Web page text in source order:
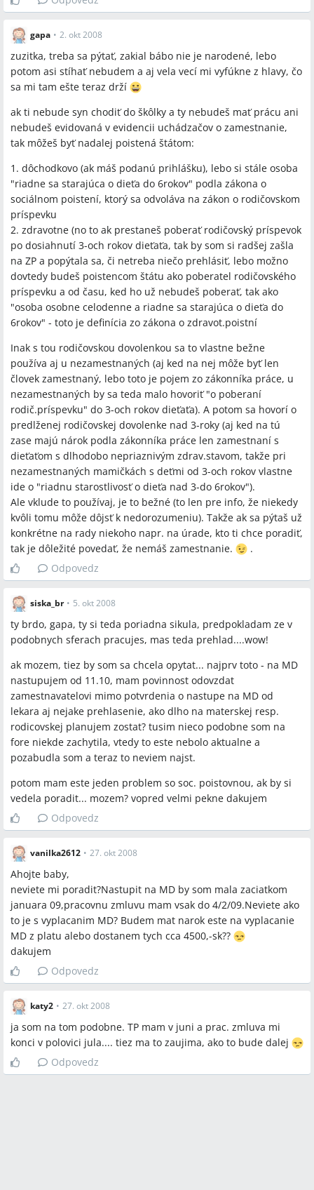
gapa • 2. okt 2008
zuzitka, treba sa pýtať, zakial bábo nie je narodené, lebo
potom asi stíhať nebudem a aj vela vecí mi vyfúkne z hlavy, čo
sa mi tam ešte teraz drží
ak ti nebude syn chodiť do škôlky a ty nebudeš mať prácu ani
nebudeš evidovaná v evidencii uchádzačov o zamestnanie,
tak môžeš byť nadalej poistená štátom:
1. dôchodkovo (ak máš podanú prihlášku), lebo si stále osoba
"riadne sa starajúca o dieťa do 6rokov" podla zákona o
sociálnom poistení, ktorý sa odvoláva na zákon o rodičovskom
príspevku
2. zdravotne (no to ak prestaneš poberať rodičovský príspevok
po dosiahnutí 3-och rokov dieťaťa, tak by som si radšej zašla
na ZP a popýtala sa, či netreba niečo prehlásiť, lebo možno
dovtedy budeš poistencom štátu ako poberatel rodičovského
príspevku a od času, ked ho už nebudeš poberať, tak ako
"osoba osobne celodenne a riadne sa starajúca o dieťa do
6rokov" - toto je definícia zo zákona o zdravot.poistní
Inak s tou rodičovskou dovolenkou sa to vlastne bežne
používa aj u nezamestnaných (aj ked na nej môže byť len
človek zamestnaný, lebo toto je pojem zo zákonníka práce, u
nezamestnaných by sa teda malo hovoriť "o poberaní
rodič.príspevku" do 3-och rokov dieťaťa). A potom sa hovorí o
predlženej rodičovskej dovolenke nad 3-roky (aj ked na tú
zase majú nárok podla zákonníka práce len zamestnaní s
dieťaťom s dlhodobo nepriaznivým zdrav.stavom, takže pri
nezamestnaných mamičkách s deťmi od 3-och rokov vlastne
ide o "riadnu starostlivosť o dieťa nad 3-do 6rokov").
Ale vklude to používaj, je to bežné (to len pre info, že niekedy
kvôli tomu môže dôjsť k nedorozumeniu). Takže ak sa pýtaš už
konkrétne na rady niekoho napr. na úrade, kto ti chce poradiť,
tak je dôležité povedať, že nemáš zamestnanie.
.
Odpovedz
siska_br • 5. okt 2008
ty brdo, gapa, ty si teda poriadna sikula, predpokladam ze v
podobnych sferach pracujes, mas teda prehlad....wow!
ak mozem, tiez by som sa chcela opytat... najprv toto - na MD
nastupujem od 11.10, mam povinnost odovzdat
zamestnavatelovi mimo potvrdenia o nastupe na MD od
lekara aj nejake prehlasenie, ako dlho na materskej resp.
rodicovskej planujem zostat? tusim nieco podobne som na
fore niekde zachytila, vtedy to este nebolo aktualne a
pozabudla som a teraz to neviem najst.
potom mam este jeden problem so soc. poistovnou, ak by si
vedela poradit... mozem? vopred velmi pekne dakujem
Odpovedz
vanilka2612 • 27. okt 2008
Ahojte baby,
neviete mi poradit?Nastupit na MD by som mala zaciatkom
januara 09,pracovnu zmluvu mam vsak do 4/2/09.Neviete ako
to je s vyplacanim MD? Budem mat narok este na vyplacanie
MD z platu alebo dostanem tych cca 4500,-sk??
dakujem
Odpovedz
katy2 • 27. okt 2008
ja som na tom podobne. TP mam v juni a prac. zmluva mi
konci v polovici jula.... tiez ma to zaujima, ako to bude dalej
Odpovedz